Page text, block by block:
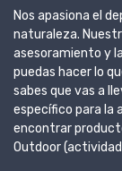
Nos apasiona el
naturaleza.
asesoramiento y
puedas hacer lo
sabes que vas a
específico para la
encontrar
Outdoor